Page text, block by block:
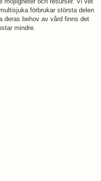
förbrukar största delen
deras behov av vård finns det
mindre.